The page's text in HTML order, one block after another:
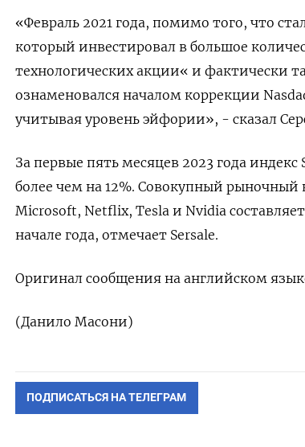
«Февраль 2021 года, помимо того, что
который инвестировал в большое
технологических акции« и фактически
ознаменовался началом коррекции
учитывая уровень эйфории», - сказал
За первые пять месяцев 2023 года
более чем на 12%. Совокупный рыночный
Microsoft, Netflix, Tesla и Nvidia
начале года, отмечает Sersale.
Оригинал сообщения на английском
(Данило Масони)
ПОДПИСАТЬСЯ НА ТЕЛЕГРАМ